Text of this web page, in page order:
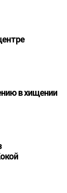
в хищении